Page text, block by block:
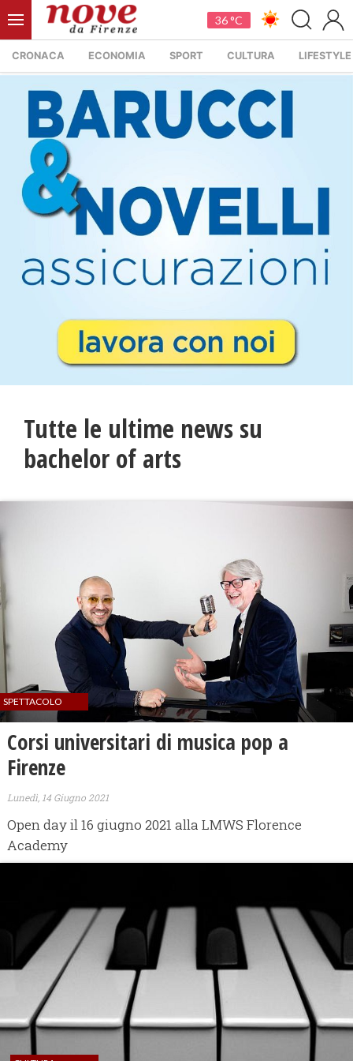
36 °C
CRONACA ECONOMIA SPORT CULTURA LIFESTYLE
Tutte le ultime news su
bachelor of arts
SPETTACOLO
Corsi universitari di musica pop a
Firenze
Lunedì, 14 Giugno 2021
Open day il 16 giugno 2021 alla LMWS Florence
Academy